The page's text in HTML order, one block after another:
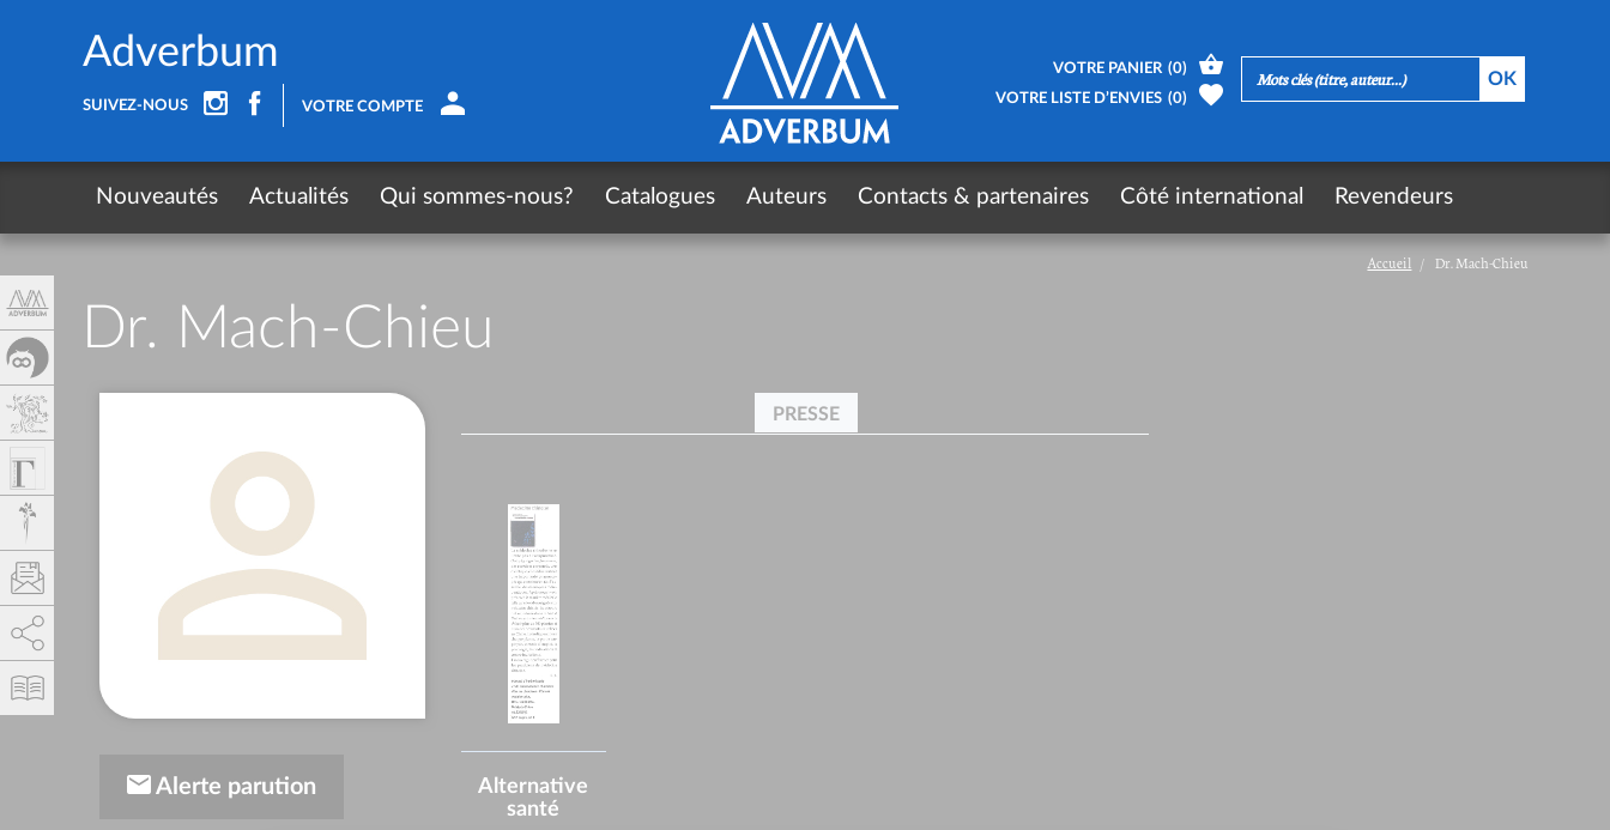
Accueil Dr. Mach-Chieu
Dr. Mach-Chieu
Alerte parution
PRESSE
Alternative
santé
Adverbum
SUIVEZ-NOUS VOTRE COMPTE
VOTRE PANIER (0)
VOTRE LISTE D’ENVIES (0)
Nouveautés Actualités Qui sommes-nous? Catalogues Auteurs Contacts & partenaires Côté international Revendeurs